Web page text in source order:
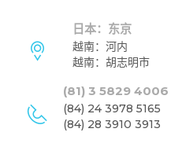
日本：东京
越南：河内
越南：胡志明市
(81) 3 5829 4006
(84) 24 3978 5165
(84) 28 3910 3913